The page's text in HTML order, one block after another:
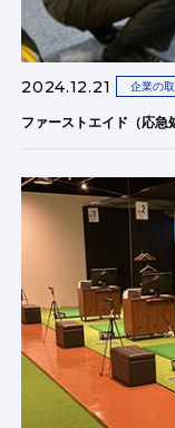
2024.12.21 企業の
ファーストエイド（応急